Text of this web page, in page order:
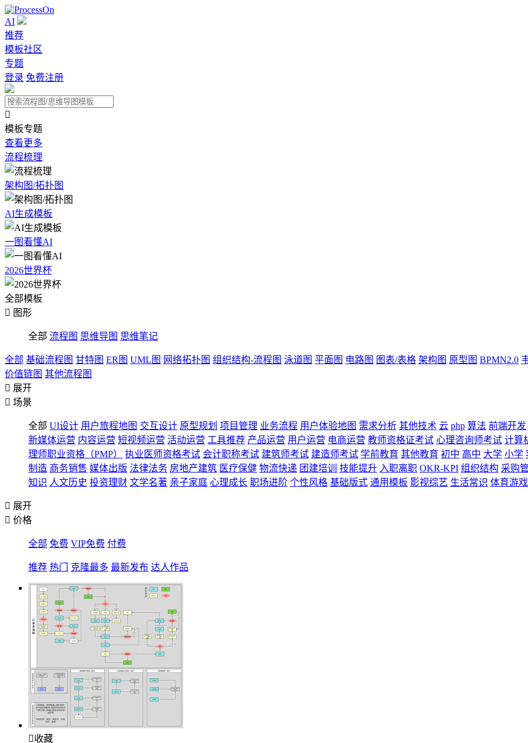
AI
推荐
模板社区
专题
登录 免费注册

模板专题
查看更多
流程梳理
架构图/拓扑图
AI生成模板
一图看懂AI
2026世界杯
全部模板
 图形
全部 流程图 思维导图 思维笔记
全部 基础流程图 甘特图 ER图 UML图 网络拓扑图 组织结构-流程图 泳道图 平面图 电路图 图表/表格 架构图 原型图 BPMN2.0
价值链图 其他流程图
 展开
 场景
全部 UI设计 用户旅程地图 交互设计 原型规划 项目管理 业务流程 用户体验地图 需求分析 其他技术 云 php 算法 前端开发
新媒体运营 内容运营 短视频运营 活动运营 工具推荐 产品运营 用户运营 电商运营 教师资格证考试 心理咨询师考试 计算
理师职业资格（PMP）
执业医师资格考试 会计职称考试 建筑师考试 建造师考试 学前教育 其他教育 初中 高中 大学 小学
制造 商务销售 媒体出版 法律法务 房地产建筑 医疗保健 物流快递 团建培训 技能提升 入职离职 OKR-KPI 组织结构 采购
知识 人文历史 投资理财 文学名著 亲子家庭 心理成长 职场进阶 个性风格 基础版式 通用模板 影视综艺 生活常识 体育游戏
 展开
 价格
全部 免费 VIP免费 付费
推荐 热门 克隆最多 最新发布 达人作品
收藏